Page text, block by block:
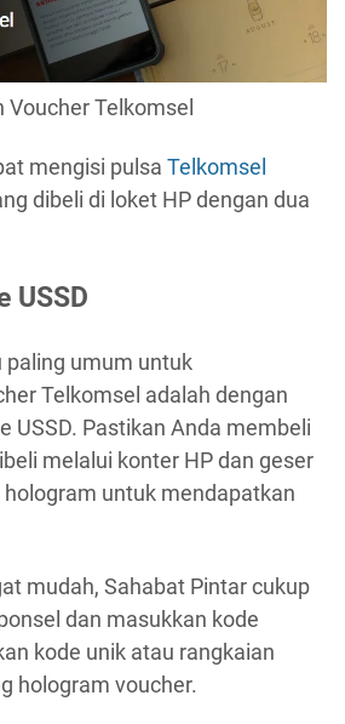
Telkomsel
mengisi pulsa Telkomsel
dibeli di loket HP dengan dua
USSD
paling umum untuk
Telkomsel adalah dengan
USSD. Pastikan Anda membeli
melalui konter HP dan geser
untuk mendapatkan
mudah, Sahabat Pintar cukup
dan masukkan kode
kode unik atau rangkaian
hologram voucher.